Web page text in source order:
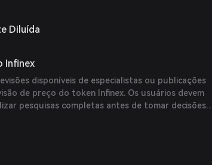
Diluída
Infinex
disponíveis de especialistas ou publicações
de preço do token Infinex. Os usuários devem
pesquisas completas antes de tomar decisões